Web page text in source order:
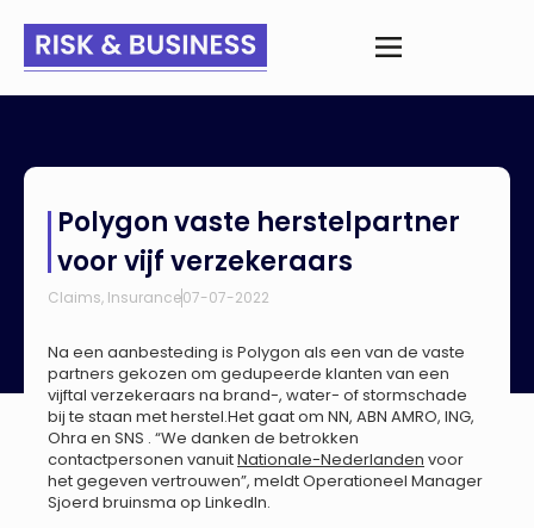
verzekeraars
Polygon vaste herstelpartner
voor vijf verzekeraars
Claims, Insurance07-07-2022
Na een aanbesteding is Polygon als een van de vaste
partners gekozen om gedupeerde klanten van een
vijftal verzekeraars na brand-, water- of stormschade
bij te staan met herstel.Het gaat om NN, ABN AMRO, ING,
Ohra en SNS . “We danken de betrokken
contactpersonen vanuitNationale-Nederlanden voor
het gegeven vertrouwen”, meldt Operationeel Manager
Sjoerd bruinsma op LinkedIn.